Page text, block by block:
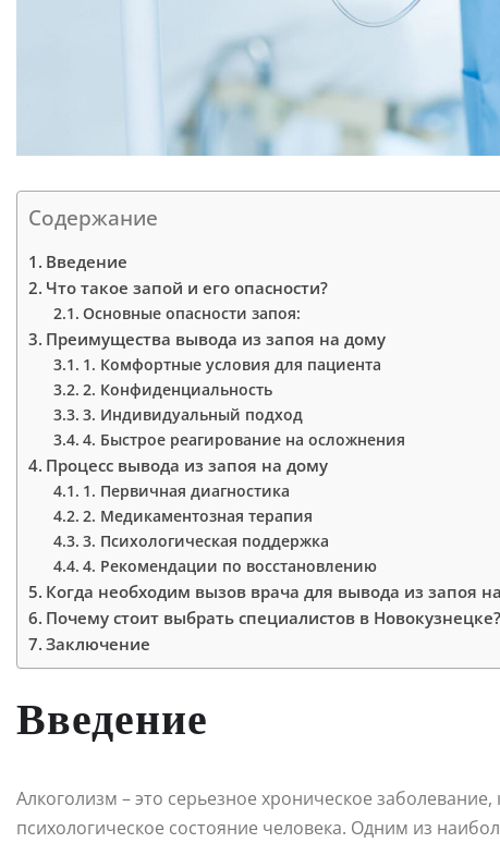
Содержание
Введение
Что такое запой и его опасности?
Основные опасности запоя:
Преимущества вывода из запоя на дому
1. Комфортные условия для пациента
2. Конфиденциальность
3. Индивидуальный подход
4. Быстрое реагирование на осложнения
Процесс вывода из запоя на дому
1. Первичная диагностика
2. Медикаментозная терапия
3. Психологическая поддержка
4. Рекомендации по восстановлению
Когда необходим вызов врача для вывода из запоя
Почему стоит выбрать специалистов в Новокузнецке?
Заключение
Введение
Алкоголизм – это серьезное хроническое заболевание,
психологическое состояние человека. Одним из